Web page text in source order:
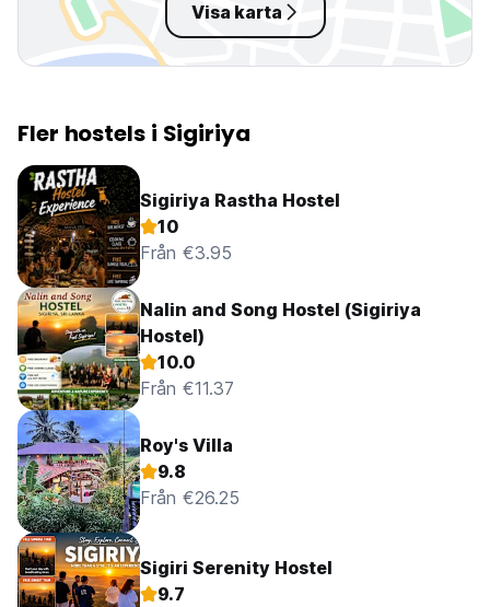
Visa karta
Fler hostels i Sigiriya
Sigiriya Rastha Hostel
10
Från €3.95
Nalin and Song Hostel (Sigiriya
Hostel)
10.0
Från €11.37
Roy's Villa
9.8
Från €26.25
Sigiri Serenity Hostel
9.7